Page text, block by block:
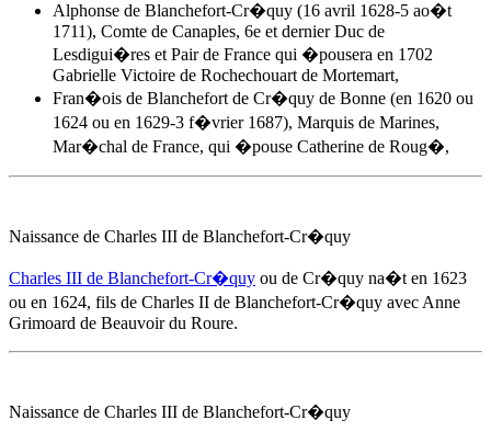
Alphonse de Blanchefort-Cr�quy (16 avril 1628-5 ao�t
1711), Comte de Canaples, 6e et dernier Duc de
Lesdigui�res et Pair de France qui �pousera en 1702
Gabrielle Victoire de Rochechouart de Mortemart,
Fran�ois de Blanchefort de Cr�quy de Bonne (en 1620 ou
1624 ou en 1629-3 f�vrier 1687), Marquis de Marines,
Mar�chal de France, qui �pouse Catherine de Roug�,
Naissance de Charles III de Blanchefort-Cr�quy
Charles III de Blanchefort-Cr�quy ou de Cr�quy na�t en 1623
ou en 1624, fils de Charles II de Blanchefort-Cr�quy avec Anne
Grimoard de Beauvoir du Roure.
Naissance de Charles III de Blanchefort-Cr�quy